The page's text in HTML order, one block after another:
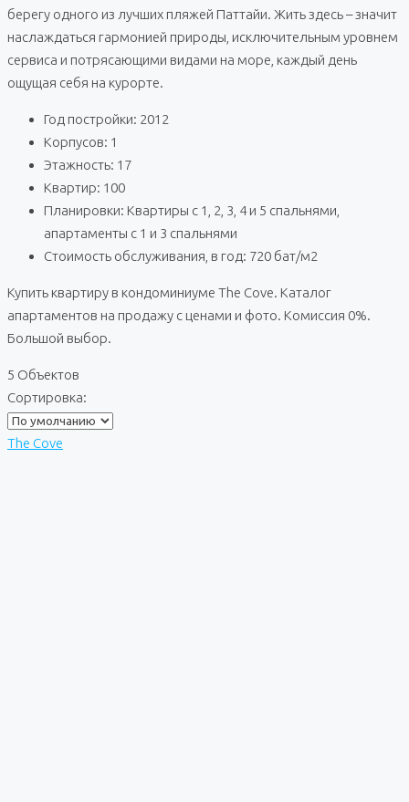
берегу одного из лучших пляжей Паттайи. Жить здесь – значит
наслаждаться гармонией природы, исключительным уровнем
сервиса и потрясающими видами на море, каждый день
ощущая себя на курорте.
Год постройки: 2012
Корпусов: 1
Этажность: 17
Квартир: 100
Планировки: Квартиры с 1, 2, 3, 4 и 5 спальнями,
апартаменты с 1 и 3 спальнями
Стоимость обслуживания, в год: 720 бат/м2
Купить квартиру в кондоминиуме The Cove. Каталог
апартаментов на продажу с ценами и фото. Комиссия 0%.
Большой выбор.
5 Объектов
Сортировка:
The Cove